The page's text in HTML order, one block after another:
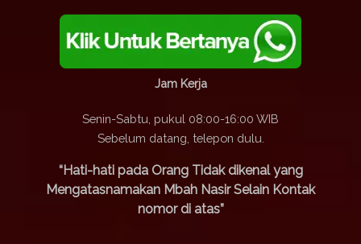
Jam Kerja
Senin-Sabtu, pukul 08:00-16:00 WIB
Sebelum datang, telepon dulu.
“Hati-hati pada Orang Tidak dikenal yang
Mengatasnamakan Mbah Nasir Selain Kontak
nomor di atas”